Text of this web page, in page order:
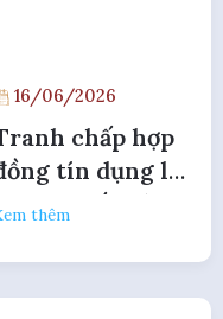
16/06/2026
chấp hợp
tín dụng là
chấp dân
thương
thêm